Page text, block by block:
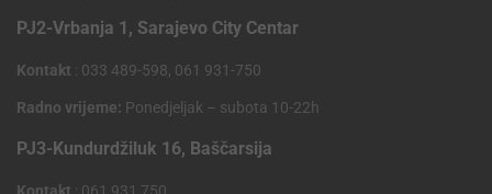
PJ2-Vrbanja 1, Sarajevo City Centar
Kontakt : 033 489-598, 061 931-750
Radno vrijeme: Ponedjeljak – subota 10-22h
PJ3-Kundurdžiluk 16, Baščarsija